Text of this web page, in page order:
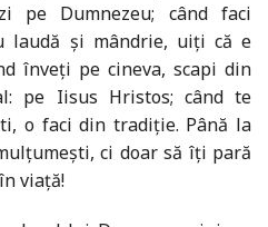
Dumnezeu; când faci
laudă și mândrie, uiți că e
înveți pe cineva, scapi din
pe Iisus Hristos; când te
o faci din tradiție. Până la
ci doar să îți pară
viață!